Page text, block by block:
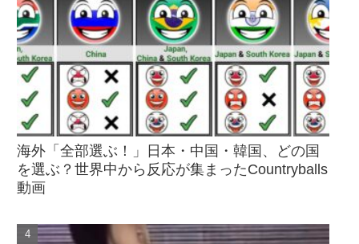
海外「全部選ぶ！」日本・中国・韓国、どの国
を選ぶ？世界中から反応が集まったCountryballs
動画